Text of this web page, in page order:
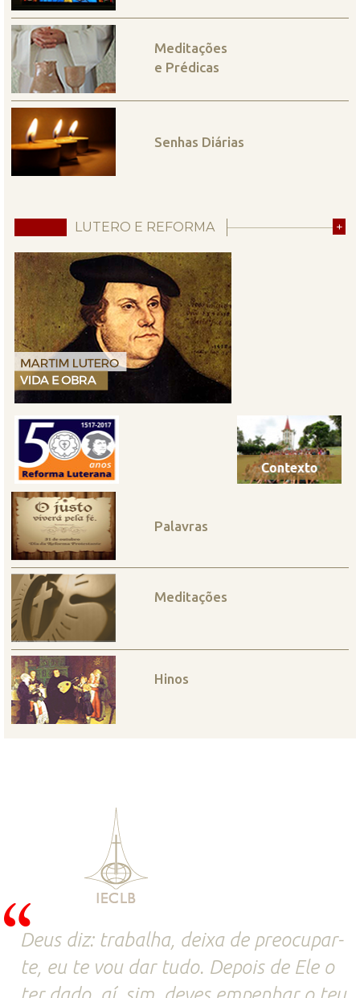
Meditações
e Prédicas
Senhas Diárias
LUTERO E REFORMA +
Palavras
Meditações
Hinos
Deus diz: trabalha, deixa de preocupar-
te, eu te vou dar tudo. Depois de Ele o